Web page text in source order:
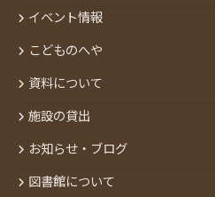
イベント情報
こどものへや
資料について
施設の貸出
お知らせ・ブログ
図書館について